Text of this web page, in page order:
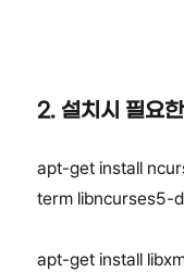
2. 설치시 필요
apt-get install
term libncurses5-
apt-get install